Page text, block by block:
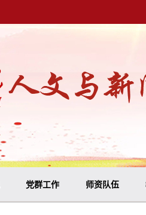
党群工作 师资队伍